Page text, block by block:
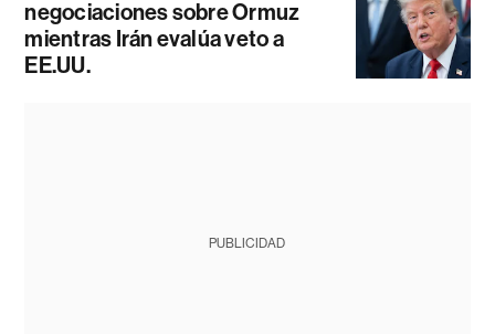
negociaciones sobre Ormuz
mientras Irán evalúa veto a
EE.UU.
PUBLICIDAD